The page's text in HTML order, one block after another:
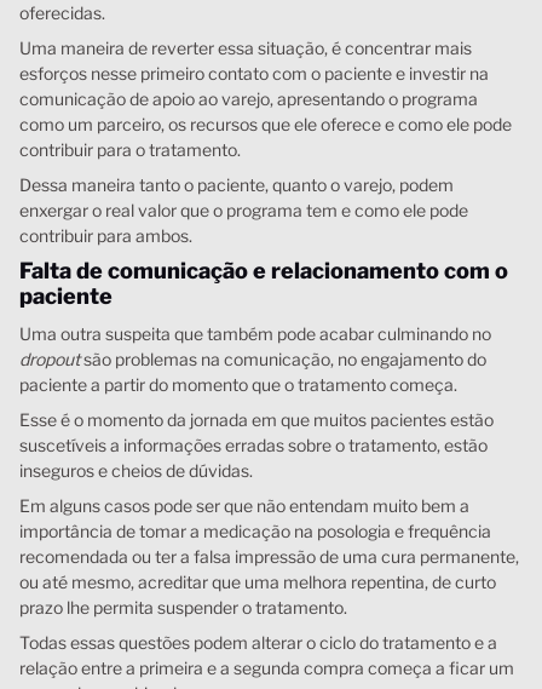
oferecidas.
Uma maneira de reverter essa situação, é concentrar mais
esforços nesse primeiro contato com o paciente e investir na
comunicação de apoio ao varejo, apresentando o programa
como um parceiro, os recursos que ele oferece e como ele pode
contribuir para o tratamento.
Dessa maneira tanto o paciente, quanto o varejo, podem
enxergar o real valor que o programa tem e como ele pode
contribuir para ambos.
Falta de comunicação e relacionamento com o
paciente
Uma outra suspeita que também pode acabar culminando no
dropoutsão problemas na comunicação, no engajamento do
paciente a partir do momento que o tratamento começa.
Esse é o momento da jornada em que muitos pacientes estão
suscetíveis a informações erradas sobre o tratamento, estão
inseguros e cheios de dúvidas.
Em alguns casos pode ser que não entendam muito bem a
importância de tomar a medicação na posologia e frequência
recomendada ou ter a falsa impressão de uma cura permanente,
ou até mesmo, acreditar que uma melhora repentina, de curto
prazo lhe permita suspender o tratamento.
Todas essas questões podem alterar o ciclo do tratamento e a
relação entre a primeira e a segunda compra começa a ficar um